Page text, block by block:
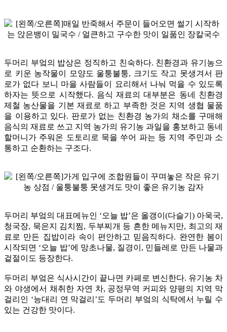
두머리 부엌의 밥상은 정직하고 친숙하다. 친환경과 유기농으
로 키운 농작물이 모양도 울퉁불퉁, 크기도 작고 못생겨서 판
로가 없다 보니 마을 사람들이 요리해서 나눠 먹을 수 있도록
하자는 뜻으로 시작했다. 음식 재료의 대부분은 동네 친환경
제철 농산물을 기본 재료로 하고 부족한 것은 지역 생협 물품
을 이용하고 있다. 판로가 없는 친환경 농가의 채소를 구매해
음식의 재료로 쓰고 지역 농가의 유기농 과일을 홍보하고 동네
할머니가 주워온 도토리로 묵을 쑤어 파는 등 지역 주민과 소
통하고 순환하는 구조다.
두머리 부엌의 대표메뉴인 ‘오늘 밥’은 올갱이(다슬기) 아욱국,
청국장, 묵은지 김치찜, 두부찌개 등 흔한 메뉴지만, 최고의 재
료로 만든 집밥이라 속이 편안하고 믿음직하다. 완연한 봄이
시작되면 ‘오늘 밥’에 망초나물, 질경이, 민들레로 만든 나물과
겉절이도 등장한다.
두머리 부엌은 식사시간이 끝나면 카페로 변신한다. 유기농 차
와 야생에서 채취한 자연 차, 공정무역 커피와 양평의 지역 막
걸리인 ‘능대리 연 막걸리’도 두머리 부엌의 식탁에서 누릴 수
있는 건강한 맛이다.